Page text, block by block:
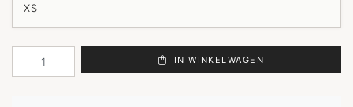
IN WINKELWAGEN